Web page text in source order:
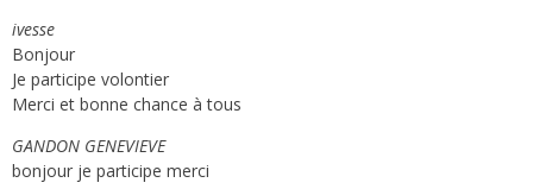
ivesse
Bonjour
Je participe volontier
Merci et bonne chance à tous
GANDON GENEVIEVE
bonjour je participe merci